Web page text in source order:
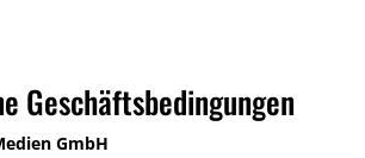
Geschäftsbedingungen
GmbH